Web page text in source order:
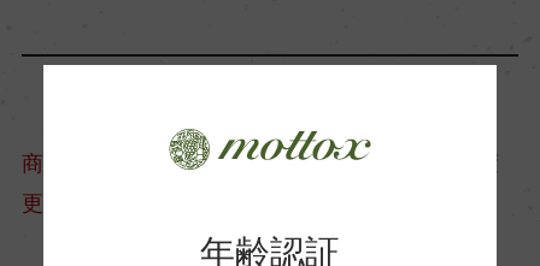
15％
-2
商品情報については、製造年度移行などにより変
更となる場合がございます。
年齢認証